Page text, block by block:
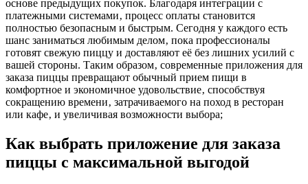
основе предыдущих покупок. Благодаря интеграции с
платежными системами‚ процесс оплаты становится
полностью безопасным и быстрым. Сегодня у каждого есть
шанс заниматься любимым делом‚ пока профессионалы
готовят свежую пиццу и доставляют её без лишних усилий с
вашей стороны. Таким образом‚ современные приложения для
заказа пиццы превращают обычный прием пищи в
комфортное и экономичное удовольствие‚ способствуя
сокращению времени‚ затрачиваемого на поход в ресторан
или кафе‚ и увеличивая возможности выбора;
Как выбрать приложение для заказа
пиццы с максимальной выгодой